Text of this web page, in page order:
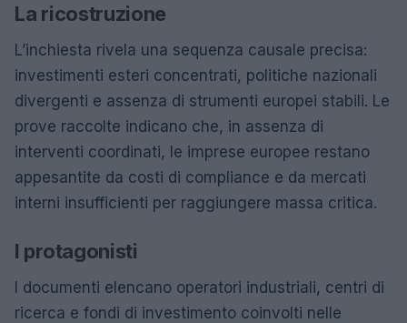
La ricostruzione
L’inchiesta rivela una sequenza causale precisa:
investimenti esteri concentrati, politiche nazionali
divergenti e assenza di strumenti europei stabili. Le
prove raccolte indicano che, in assenza di
interventi coordinati, le imprese europee restano
appesantite da costi di compliance e da mercati
interni insufficienti per raggiungere massa critica.
I protagonisti
I documenti elencano operatori industriali, centri di
ricerca e fondi di investimento coinvolti nelle